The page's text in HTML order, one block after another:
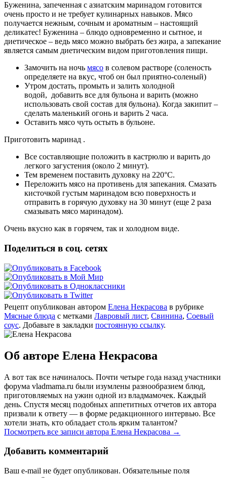
Буженина, запеченная с азиатским маринадом готовится
очень просто и не требует кулинарных навыков. Мясо
получается нежным, сочным и ароматным – настоящий
деликатес! Буженина – блюдо одновременно и сытное, и
диетическое – ведь мясо можно выбрать без жира, а запекание
является самым диетическим видом приготовления пищи.
Замочить на ночь мясо в солевом растворе (соленость
определяете на вкус, чтоб он был приятно-соленый)
Утром достать, промыть и залить холодной
водой, добавить все для бульона и варить (можно
использовать свой состав для бульона). Когда закипит –
сделать маленький огонь и варить 2 часа.
Оставить мясо чуть остыть в бульоне.
Приготовить маринад .
Все составляющие положить в кастрюлю и варить до
легкого загустения (около 2 минут).
Тем временем поставить духовку на 220°C.
Переложить мясо на противень для запекания. Смазать
кисточкой густым маринадом всю поверхность и
отправить в горячую духовку на 30 минут (еще 2 раза
смазывать мясо маринадом).
Очень вкусно как в горячем, так и холодном виде.
Поделиться в соц. сетях
Рецепт опубликован автором Елена Некрасова в рубрике
Мясные блюда с метками Лавровый лист, Свинина, Соевый
соус. Добавьте в закладки постоянную ссылку.
Об авторе Елена Некрасова
А вот так все начиналось. Почти четыре года назад участники
форума vladmama.ru были изумлены разнообразием блюд,
приготовляемых на ужин одной из владмамочек. Каждый
день. Спустя месяц подобных аппетитных отчетов их автора
призвали к ответу — в форме редакционного интервью. Все
хотели знать, кто обладает столь ярким талантом?
Посмотреть все записи автора Елена Некрасова →
Добавить комментарий
Ваш e-mail не будет опубликован. Обязательные поля